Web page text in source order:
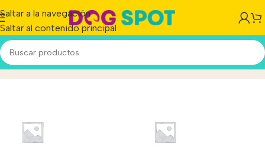
Saltar a la navegación
Saltar al contenido principal
Harina de truchaInicio/Producto